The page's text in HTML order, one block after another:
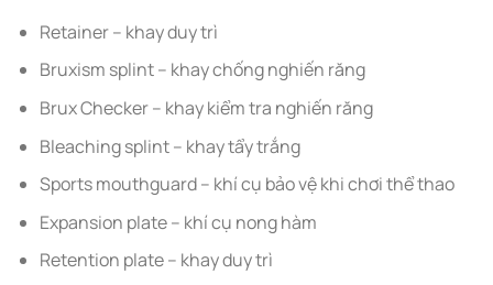
Retainer – khay duy trì
Bruxism splint – khay chống nghiến răng
Brux Checker – khay kiểm tra nghiến răng
Bleaching splint – khay tẩy trắng
Sports mouthguard – khí cụ bảo vệ khi chơi thể thao
Expansion plate – khí cụ nong hàm
Retention plate – khay duy trì